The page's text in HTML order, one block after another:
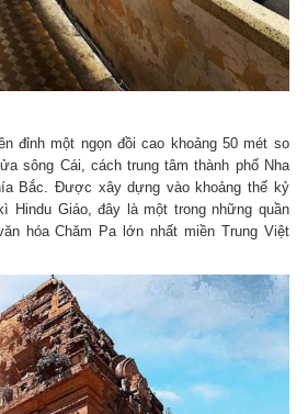
đỉnh một ngọn đồi cao khoảng 50 mét so
sông Cái, cách trung tâm thành phố Nha
Bắc. Được xây dựng vào khoảng thế kỷ
Hindu Giáo, đây là một trong những quần
hóa Chăm Pa lớn nhất miền Trung Việt